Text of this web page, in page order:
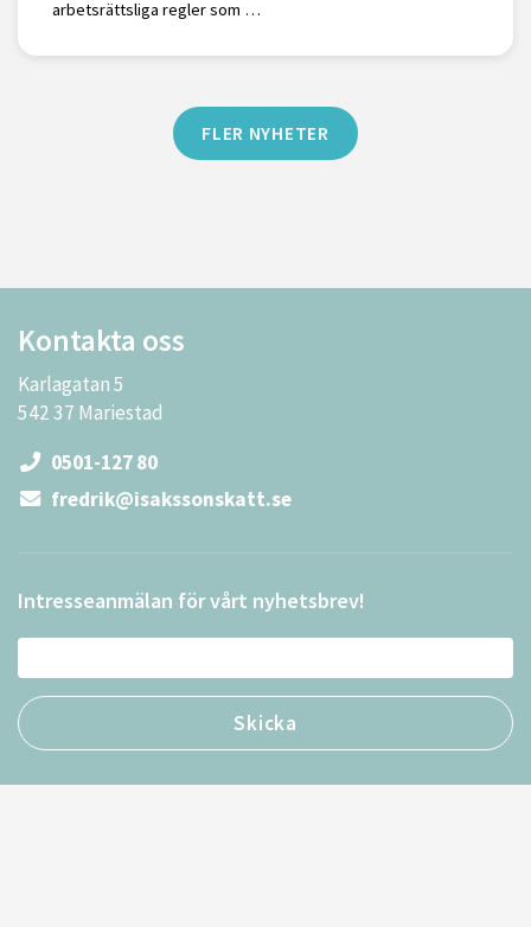
arbetsrättsliga regler som …
FLER NYHETER
Kontakta oss
Karlagatan 5
542 37 Mariestad
0501-127 80
fredrik@isakssonskatt.se
Intresseanmälan för vårt nyhetsbrev!